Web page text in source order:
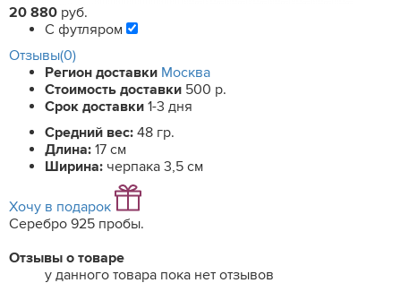
20 880 руб.
С футляром
Отзывы(0)
Регион доставки Москва
Стоимость доставки 500 р.
Срок доставки 1-3 дня
Средний вес: 48 гр.
Длина: 17 см
Ширина: черпака 3,5 см
Хочу в подарок
Серебро 925 пробы.
Отзывы о товаре
у данного товара пока нет отзывов